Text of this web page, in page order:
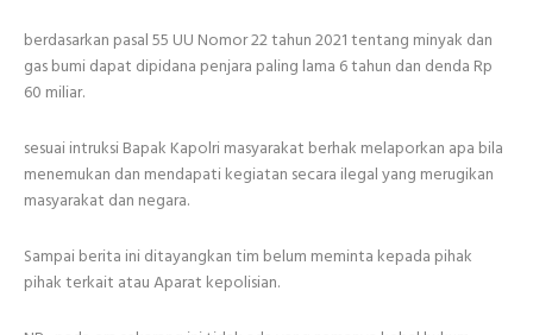
berdasarkan pasal 55 UU Nomor 22 tahun 2021 tentang minyak dan
gas bumi dapat dipidana penjara paling lama 6 tahun dan denda Rp
60 miliar.
sesuai intruksi Bapak Kapolri masyarakat berhak melaporkan apa bila
menemukan dan mendapati kegiatan secara ilegal yang merugikan
masyarakat dan negara.
Sampai berita ini ditayangkan tim belum meminta kepada pihak
pihak terkait atau Aparat kepolisian.